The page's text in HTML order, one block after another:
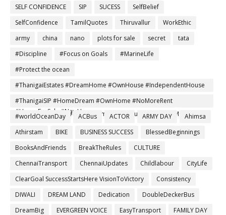
SELF CONFIDENCE
SIP SUCESS
SelfBelief
SelfConfidence
TamilQuotes Thiruvallur
WorkEthic
army
china nano plots for sale secret
tata
#Discipline
#Focus on Goals
#MarineLife
#Protect the ocean
#ThanigaiEstates #DreamHome #OwnHouse #IndependentHouse
#AffordableHomes #HomeBuyers #PropertyInvestment
#HouseForSale #NewHome
#ThanigaiSIP #HomeDream #OwnHome #NoMoreRent
#SmartInvestment #DreamHomeTamil #FutureSecure #MonthlySIP
#worldOceanDay ACBus ACTOR ARMY DAY
Ahimsa
Athirstam
BIKE BUSINESS SUCCESS
BlessedBeginnings
BooksAndFriends
BreakTheRules
CULTURE
ChennaiTransport
ChennaiUpdates Childlabour
CityLife
ClearGoal SuccessStartsHere VisionToVictory
Consistency
DIWALI
DREAM LAND Dedication
DoubleDeckerBus
DreamBig
EVERGREEN VOICE EasyTransport
FAMILY DAY